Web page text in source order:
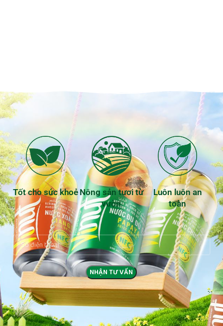
Tốt cho sức khoẻ Nông sản tươi từ
vườn
Luôn luôn an
toàn